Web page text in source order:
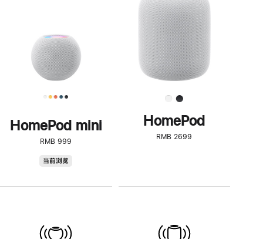
HomePod mini
RMB 999
当前浏览
了
解
HomePod<
HomePod
RMB 2699